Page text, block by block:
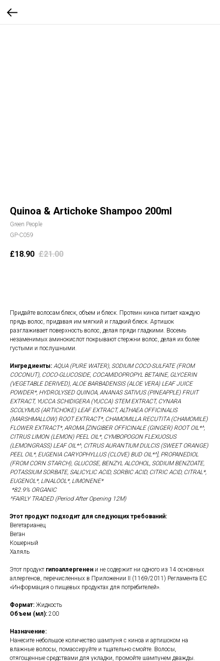
Quinoa & Artichoke Shampoo 200ml
Green People
GP-C059
£18.90 £21.00
Придайте волосам блеск, объем и блеск. Протеин киноа питает каждую
прядь волос, придавая им мягкий и гладкий блеск. Артишок
разглаживает поверхность волос, делая пряди гладкими. Восемь
незаменимых аминокислот покрывают стержни волос, делая их более
густыми и послушными.
Ингредиенты: AQUA (PURE WATER), SODIUM COCO-SULFATE (FROM
COCONUT), COCO-GLUCOSIDE, COCAMIDOPROPYL BETAINE, GLYCERIN
(VEGETABLE DERIVED), ALOE BARBADENSIS (ALOE VERA) LEAF JUICE
POWDER*, HYDROLYSED QUINOA, ANANAS SATIVUS (PINEAPPLE) FRUIT
EXTRACT, YUCCA SCHIDIGERA (YUCCA) STEM EXTRACT, CYNARA
SCOLYMUS (ARTICHOKE) LEAF EXTRACT, ALTHAEA OFFICINALIS
(MARSHMALLOW) ROOT EXTRACT*, CHAMOMILLA RECUTITA (CHAMOMILE)
FLOWER EXTRACT*, AROMA [ZINGIBER OFFICINALE (GINGER) ROOT OIL*^,
CITRUS LIMON (LEMON) PEEL OIL*, CYMBOPOGON FLEXUOSUS
(LEMONGRASS) LEAF OIL*^, CITRUS AURANTIUM DULCIS (SWEET ORANGE)
PEEL OIL*, EUGENIA CARYOPHYLLUS (CLOVE) BUD OIL*^], PROPANEDIOL
(FROM CORN STARCH), GLUCOSE, BENZYL ALCOHOL, SODIUM BENZOATE,
POTASSIUM SORBATE, SALICYLIC ACID, SORBIC ACID, CITRIC ACID, CITRAL*,
EUGENOL*, LINALOOL*, LIMONENE*
*82.9% ORGANIC
^FAIRLY TRADED (Period After Opening 12M)
Этот продукт подходит для следующих требований:
Вегетарианец
Веган
Кошерный
Халяль
Этот продукт гипоаллергенен и не содержит ни одного из 14 основных
аллергенов, перечисленных в Приложении II (1169/2011) Регламента ЕС
«Информация о пищевых продуктах для потребителей».
Формат: Жидкость
Объем (мл): 200
Назначение:
Нанесите небольшое количество шампуня с киноа и артишоком на
влажные волосы, помассируйте и тщательно смойте. Волосы,
отягощенные средствами для укладки, промойте шампунем дважды.